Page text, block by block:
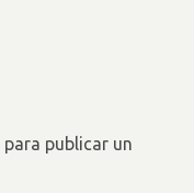
para publicar un